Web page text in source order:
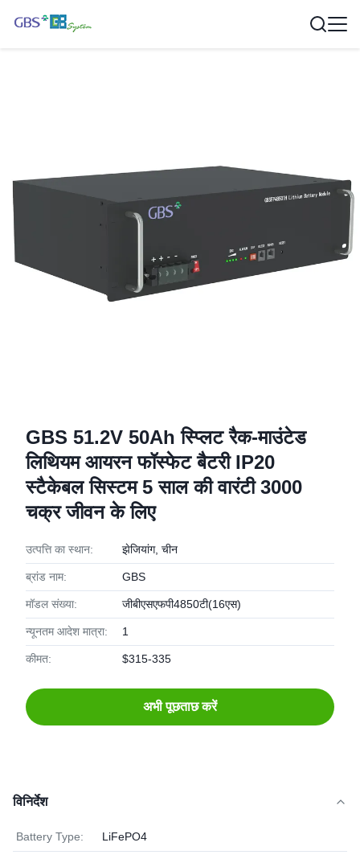
GBS 51.2V 50Ah स्प्लिट रैक-माउंटेड
लिथियम आयरन फॉस्फेट बैटरी IP20
स्टैकेबल सिस्टम 5 साल की वारंटी 3000
चक्र जीवन के लिए
उत्पत्ति का स्थान: झेजियांग, चीन
ब्रांड नाम: GBS
मॉडल संख्या: जीबीएसएफपी4850टी(16एस)
न्यूनतम आदेश मात्रा: 1
कीमत: $315-335
अभी पूछताछ करें
विनिर्देश
Battery Type: LiFePO4